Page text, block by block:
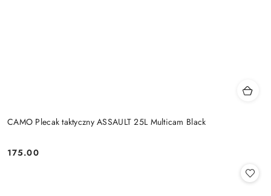
CAMO Plecak taktyczny ASSAULT 25L Multicam Black
Cena:
175.00